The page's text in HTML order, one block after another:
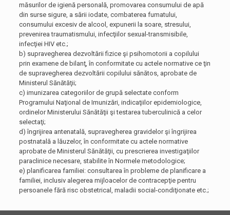
măsurilor de igienă personală, promovarea consumului de apă
din surse sigure, a sării iodate, combaterea fumatului,
consumului excesiv de alcool, expunerii la soare, stresului,
prevenirea traumatismului, infecţiilor sexual-transmisibile,
infecţiei HIV etc.;
b) supravegherea dezvoltării fizice şi psihomotorii a copilului
prin examene de bilanţ, în conformitate cu actele normative ce ţin
de supravegherea dezvoltării copilului sănătos, aprobate de
Ministerul Sănătăţii;
c) imunizarea categoriilor de grupă selectate conform
Programului Naţional de Imunizări, indicaţiilor epidemiologice,
ordinelor Ministerului Sănătăţii şi testarea tuberculinică a celor
selectaţi;
d) îngrijirea antenatală, supravegherea gravidelor şi îngrijirea
postnatală a lăuzelor, în conformitate cu actele normative
aprobate de Ministerul Sănătăţii, cu prescrierea investigaţiilor
paraclinice necesare, stabilite în Normele metodologice;
e) planificarea familiei: consultarea în probleme de planificare a
familiei, inclusiv alegerea mijloacelor de contracepţie pentru
persoanele fără risc obstetrical, maladii social-condiţionate etc.;